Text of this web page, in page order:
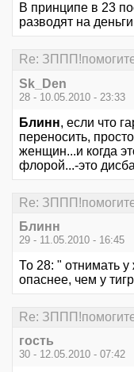
В принципе в 23
разводят на
Re:
Sk_Den
28 - 10.05.2010 - 23:33
Блинн, если что
переносить,
женщин...и когда
флорой...-это
Re:
Блинн
29 - 11.05.2010 - 16:45
То 28: " отнимать
опаснее, чем у
Re:
гость
30 - 12.05.2010 - 07:42